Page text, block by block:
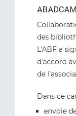
des
L'ABF a
d'accord
de
Dans ce
envoie